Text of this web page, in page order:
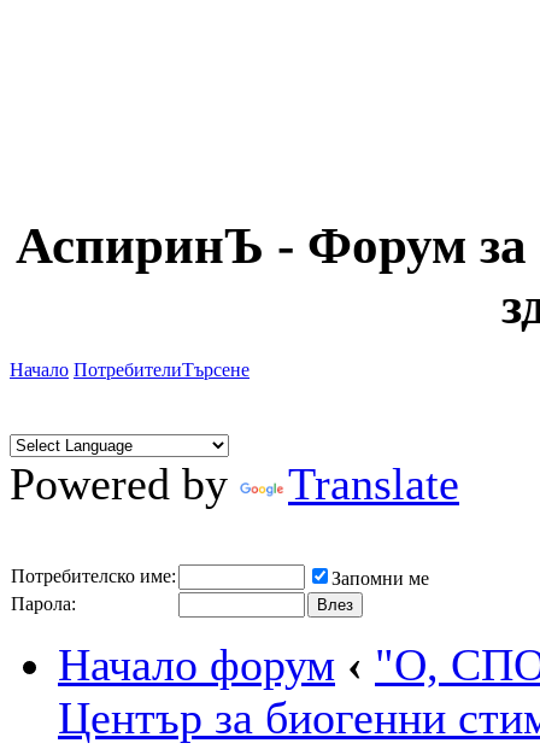
АспиринЪ - Форум за
Начало ПотребителиТърсене
Powered by Translate
Потребителско име:
Запомни ме
Парола:
Начало форум ‹ "О,
Център за биогенни